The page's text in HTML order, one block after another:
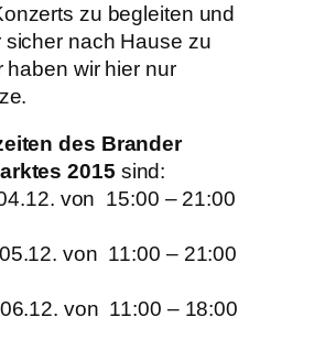
zu begleiten und
nach Hause zu
haben wir hier nur
des Brander
2015 sind:
von 15:00 – 21:00
von 11:00 – 21:00
von 11:00 – 18:00